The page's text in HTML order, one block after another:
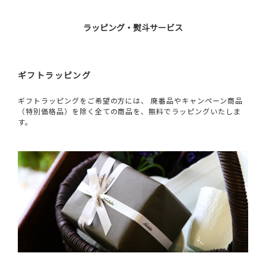
ラッピング・熨斗サービス
ギフトラッピング
ギフトラッピングをご希望の方には、 廃番品やキャンペーン商品
（特別価格品）を除く全ての商品を、無料でラッピングいたしま
す。